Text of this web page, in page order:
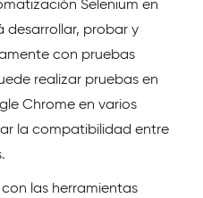
Selenium en
desarrollar, probar y
con pruebas
realizar pruebas en
Chrome en varios
la compatibilidad entre
las herramientas